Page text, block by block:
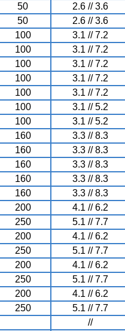
50 2.6 // 3.6
50 2.6 // 3.6
100 3.1 // 7.2
100 3.1 // 7.2
100 3.1 // 7.2
100 3.1 // 7.2
100 3.1 // 7.2
100 3.1 // 5.2
100 3.1 // 5.2
160 3.3 // 8.3
160 3.3 // 8.3
160 3.3 // 8.3
160 3.3 // 8.3
160
3.3 // 8.3
200 4.1 // 6.2
250 5.1 // 7.7
200 4.1 // 6.2
250 5.1 // 7.7
200 4.1 // 6.2
250 5.1 // 7.7
200
4.1 // 6.2
250
5.1 // 7.7
//